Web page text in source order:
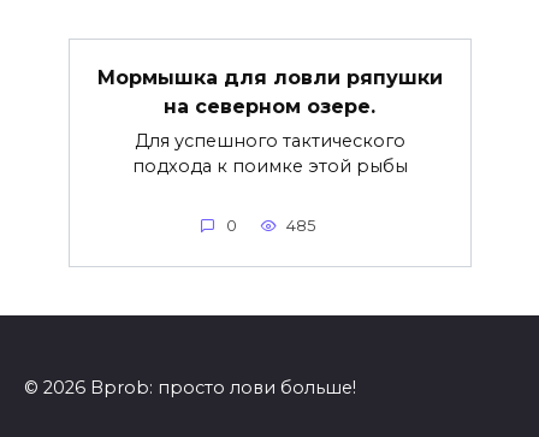
Мормышка для ловли ряпушки
на северном озере.
Для успешного тактического
подхода к поимке этой рыбы
0 485
© 2026 Bprob: просто лови больше!